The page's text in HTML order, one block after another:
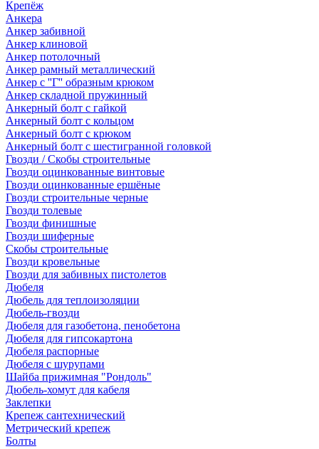
Крепёж
Анкера
Анкер забивной
Анкер клиновой
Анкер потолочный
Анкер рамный металлический
Анкер с ''Г'' образным крюком
Анкер складной пружинный
Анкерный болт с гайкой
Анкерный болт с кольцом
Анкерный болт с крюком
Анкерный болт с шестигранной головкой
Гвозди / Скобы строительные
Гвозди оцинкованные винтовые
Гвозди оцинкованные ершёные
Гвозди строительные черные
Гвозди толевые
Гвозди финишные
Гвозди шиферные
Скобы строительные
Гвозди кровельные
Гвозди для забивных пистолетов
Дюбеля
Дюбель для теплоизоляции
Дюбель-гвозди
Дюбеля для газобетона, пенобетона
Дюбеля для гипсокартона
Дюбеля распорные
Дюбеля с шурупами
Шайба прижимная "Рондоль"
Дюбель-хомут для кабеля
Заклепки
Крепеж сантехнический
Метрический крепеж
Болты